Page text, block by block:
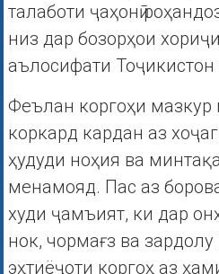
талаботи ҷаҳонӣ
низ дар бозорҳои
аълосифати Тоҷикистон
Феълан коргоҳи мазкур
коркард кардан аз
ҳудуди ноҳия ва
менамояд. Пас аз
худи ҷамъият, ки дар
нок, чормағз ва
эҳтиёҷоти коргоҳ аз